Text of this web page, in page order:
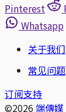
Pinterest
Whatsapp
关于我们
常见问题
订阅支持
©2026 端傳